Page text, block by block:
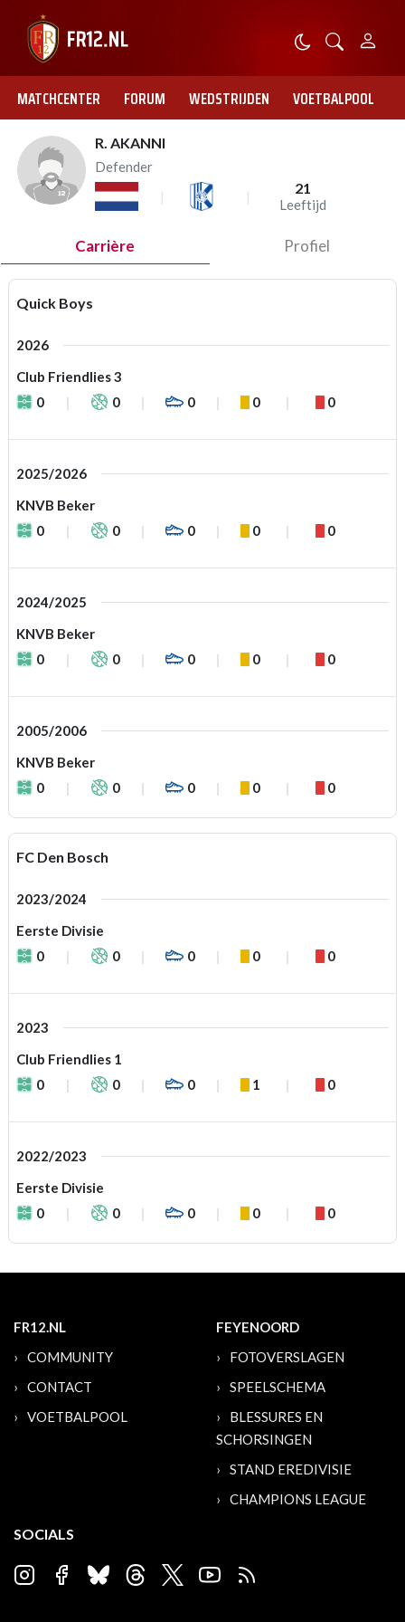
MATCHCENTER FORUM WEDSTRIJDEN VOETBALPOOL
R. AKANNI
Defender
21
Leeftijd
Carrière Profiel
Quick Boys
2026
Club Friendlies 3
0
0 0 0 0
2025/2026
KNVB Beker
0
0 0 0 0
2024/2025
KNVB Beker
0
0 0 0 0
2005/2006
KNVB Beker
0
0 0 0 0
FC Den Bosch
2023/2024
Eerste Divisie
0
0 0 0 0
2023
Club Friendlies 1
0
0 0 1 0
2022/2023
Eerste Divisie
0
0 0 0 0
FR12.NL
COMMUNITY
CONTACT
VOETBALPOOL
FEYENOORD
FOTOVERSLAGEN
SPEELSCHEMA
BLESSURES EN
SCHORSINGEN
STAND EREDIVISIE
CHAMPIONS LEAGUE
SOCIALS